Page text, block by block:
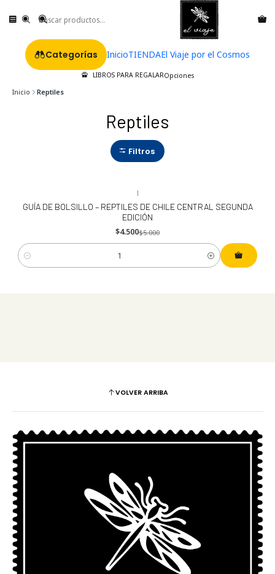
Categorías InicioTIENDAEl Viaje por el Cosmos
LIBROS PARA REGALAROpciones
Inicio Reptiles
Reptiles
Filtros
-10%
|
GUÍA DE BOLSILLO – REPTILES DE CHILE CENTRAL SEGUNDA
EDICIÓN
$4.500$5.000
Cantidad
VOLVER ARRIBA